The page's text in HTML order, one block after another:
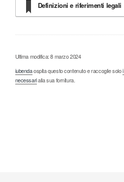
Definizioni e riferimenti legali
Ultima modifica: 8 marzo 2024
iubendaospita questo contenuto e raccoglie solo
necessarialla sua fornitura.